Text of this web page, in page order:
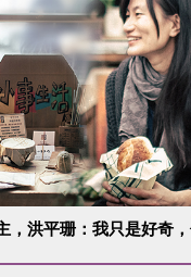
，洪平珊：我只是好奇